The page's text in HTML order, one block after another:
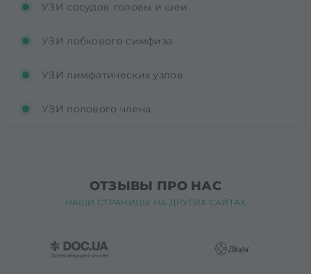
УЗИ сосудов головы и шеи
УЗИ лобкового симфиза
УЗИ лимфатических узлов
УЗИ полового члена
ОТЗЫВЫ ПРО НАС
НАШИ СТРАНИЦЫ НА ДРУГИХ САЙТАХ